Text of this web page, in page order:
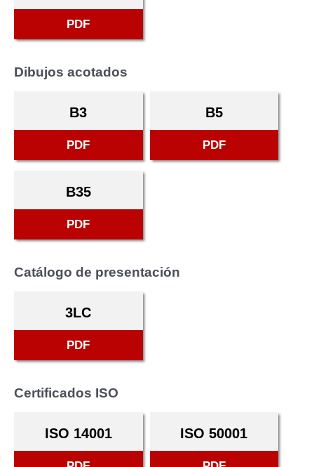
PDF
Dibujos acotados
B3
PDF
B5
PDF
B35
PDF
Catálogo de presentación
3LC
PDF
Certificados ISO
ISO 14001 ISO 50001